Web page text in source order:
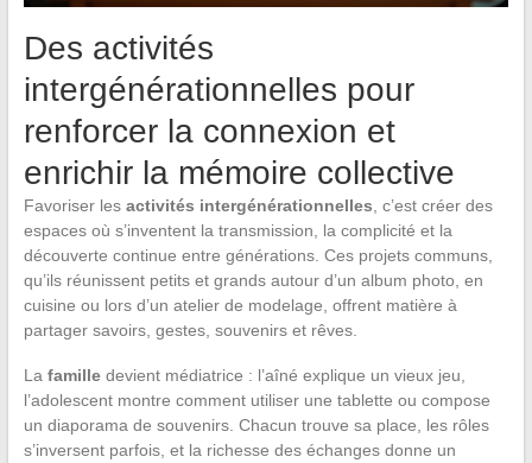
Des activités
intergénérationnelles pour
renforcer la connexion et
enrichir la mémoire collective
Favoriser les activités intergénérationnelles , c’est créer des
espaces où s’inventent la transmission, la complicité et la
découverte continue entre générations. Ces projets communs,
qu’ils réunissent petits et grands autour d’un album photo, en
cuisine ou lors d’un atelier de modelage, offrent matière à
partager savoirs, gestes, souvenirs et rêves.
La familledevient médiatrice : l’aîné explique un vieux jeu,
l’adolescent montre comment utiliser une tablette ou compose
un diaporama de souvenirs. Chacun trouve sa place, les rôles
s’inversent parfois, et la richesse des échanges donne un